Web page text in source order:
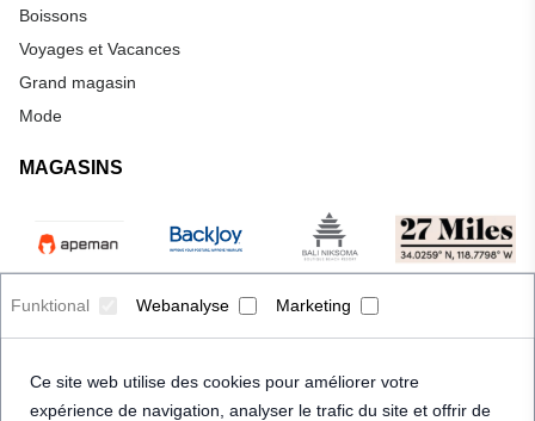
Funktional Webanalyse Marketing
Ce site web utilise des cookies pour améliorer votre
expérience de navigation, analyser le trafic du site et offrir de
Boissons
Voyages et Vacances
Grand magasin
Mode
MAGASINS